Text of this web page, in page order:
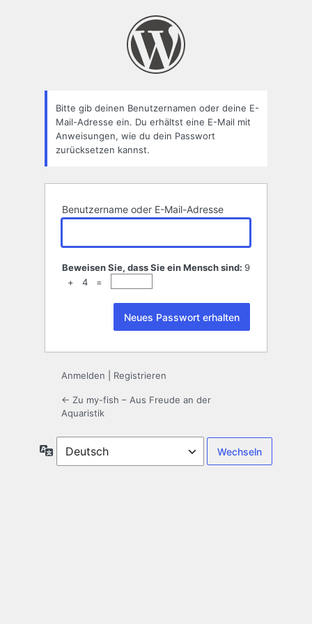
Bitte gib deinen Benutzernamen oder deine E-
Mail-Adresse ein. Du erhältst eine E-Mail mit
Anweisungen, wie du dein Passwort
zurücksetzen kannst.
Benutzername oder E-Mail-Adresse
Beweisen Sie, dass Sie ein Mensch sind: 9
+ 4 =
Anmelden Registrieren
← Zu my-fish – Aus Freude an der
Aquaristik
Sprache